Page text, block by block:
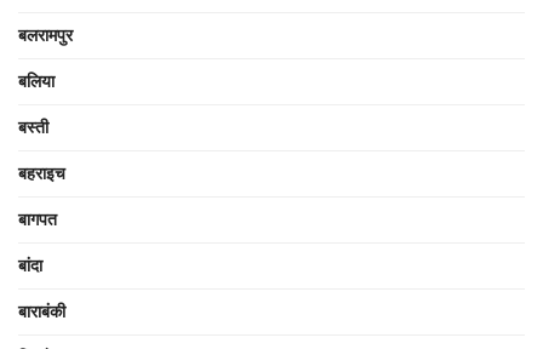
बलरामपुर
बलिया
बस्ती
बहराइच
बागपत
बांदा
बाराबंकी